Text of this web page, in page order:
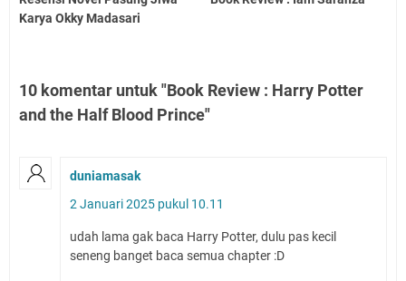
Karya Okky Madasari
10 komentar untuk "Book Review : Harry Potter
and the Half Blood Prince"
duniamasak
2 Januari 2025 pukul 10.11
udah lama gak baca Harry Potter, dulu pas kecil
seneng banget baca semua chapter :D